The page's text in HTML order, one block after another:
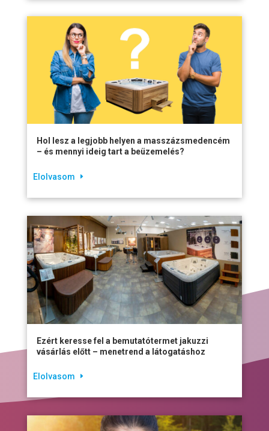
Hol lesz a legjobb helyen a masszázsmedencém
– és mennyi ideig tart a beüzemelés?
Elolvasom
Ezért keresse fel a bemutatótermet jakuzzi
vásárlás előtt – menetrend a látogatáshoz
Elolvasom